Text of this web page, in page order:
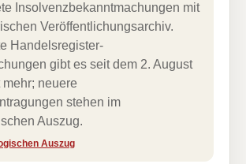
Insolvenzbekanntmachungen mit
Veröffentlichungsarchiv.
Handelsregister-
gibt es seit dem 2. August
neuere
stehen im
Auszug.
Auszug